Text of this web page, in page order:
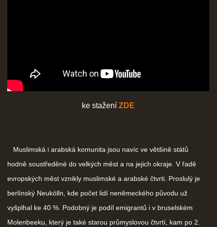
ke stažení ZDE
Muslimská i arabská komunita jsou navíc ve většině států
hodně soustředěné do velkých měst a na jejich okraje. V řadě
evropských měst vznikly muslimské a arabské čtvrti. Proslulý je
berlínský Neukölln, kde počet lidí neněmeckého původu už
vyšplhal ke 40 %. Podobný je podíl emigrantů i v bruselském
Molenbeeku, který je také starou průmyslovou čtvrtí, kam po 2.